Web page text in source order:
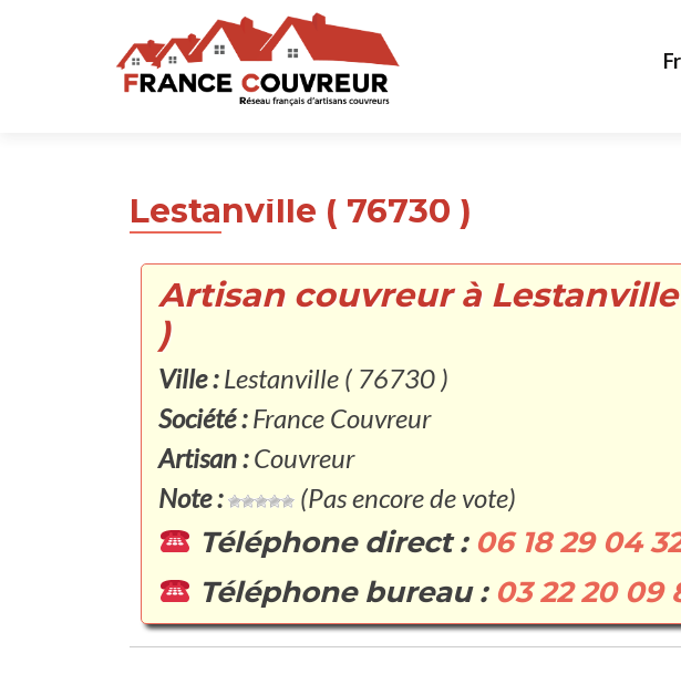
Lestanville ( 76730 )
Artisan couvreur à Lestanville
)
Ville :Lestanville ( 76730 )
Société :France Couvreur
Artisan :Couvreur
Note :
(Pas encore de vote)
Téléphone direct : 06 18 29 04
Téléphone bureau : 03 22 20 09